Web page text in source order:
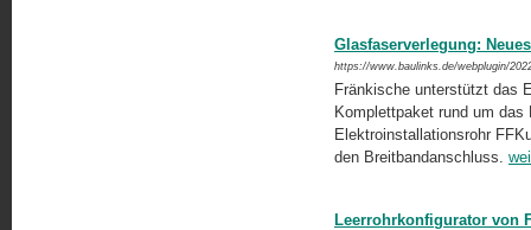
Glasfaserverlegung:
https://www.baulinks.de/webplugin/
Fränkische unterstützt das
Komplettpaket rund um
Elektroinstallationsrohr
den Breitbandanschluss.
Leerrohrkonfigurator von